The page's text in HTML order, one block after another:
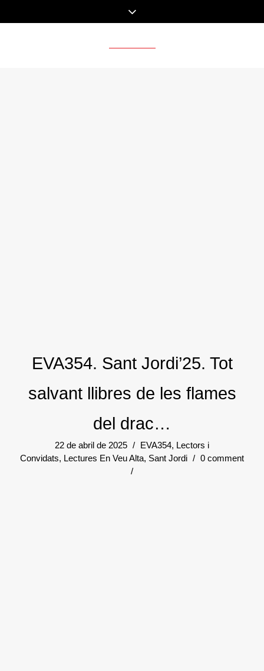
EVA354. Sant Jordi’25. Tot
salvant llibres de les flames
del drac…
22 de abril de 2025 / EVA354, Lectors i
Convidats, Lectures En Veu Alta, Sant Jordi / 0 comment
/